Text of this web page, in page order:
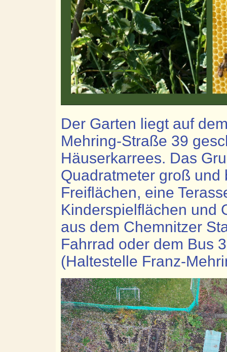
Der Garten liegt auf
Mehring-Straße 39
Häuserkarrees. Das
Quadratmeter groß und
Freiflächen, eine
Kinderspielflächen und
aus dem Chemnitzer
Fahrrad oder dem Bus
(Haltestelle Franz-